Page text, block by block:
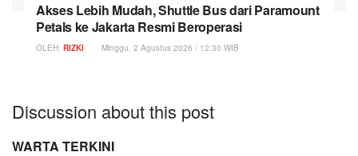
Akses Lebih Mudah, Shuttle Bus dari Paramount
Petals ke Jakarta Resmi Beroperasi
OLEH: RIZKI Minggu, 2 Agustus 2026 / 12:30 WIB
Discussion about this post
WARTA TERKINI